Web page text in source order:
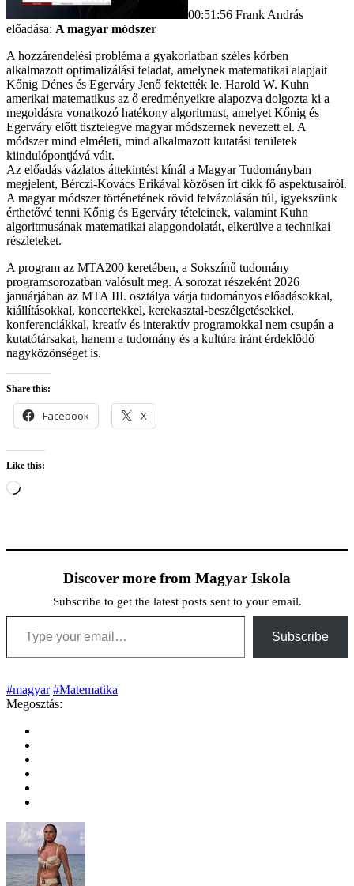
00:51:56 Frank András
előadása: A magyar módszer
A hozzárendelési probléma a gyakorlatban széles körben
alkalmazott optimalizálási feladat, amelynek matematikai alapjait
Kőnig Dénes és Egerváry Jenő fektették le. Harold W. Kuhn
amerikai matematikus az ő eredményeikre alapozva dolgozta ki a
megoldásra vonatkozó hatékony algoritmust, amelyet Kőnig és
Egerváry előtt tisztelegve magyar módszernek nevezett el. A
módszer mind elméleti, mind alkalmazott kutatási területek
kiindulópontjává vált.
Az előadás vázlatos áttekintést kínál a Magyar Tudományban
megjelent, Bérczi-Kovács Erikával közösen írt cikk fő aspektusairól.
A magyar módszer történetének rövid felvázolásán túl, igyekszünk
érthetővé tenni Kőnig és Egerváry tételeinek, valamint Kuhn
algoritmusának matematikai alapgondolatát, elkerülve a technikai
részleteket.
A program az MTA200 keretében, a Sokszínű tudomány
programsorozatban valósult meg. A sorozat részeként 2026
januárjában az MTA III. osztálya várja tudományos előadásokkal,
kiállításokkal, koncertekkel, kerekasztal-beszélgetésekkel,
konferenciákkal, kreatív és interaktív programokkal nem csupán a
kutatótársakat, hanem a tudomány és a kultúra iránt érdeklődő
nagyközönséget is.
Share this:
Facebook X
Like this:
Loading…
Discover more from Magyar Iskola
Subscribe to get the latest posts sent to your email.
Type your email…
Subscribe
#magyar #Matematika
Megosztás: